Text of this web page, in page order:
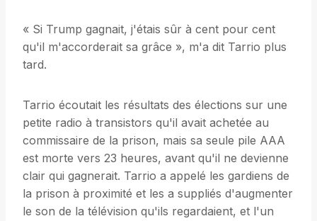
« Si Trump gagnait, j'étais sûr à cent pour cent
qu'il m'accorderait sa grâce », m'a dit Tarrio plus
tard.
Tarrio écoutait les résultats des élections sur une
petite radio à transistors qu'il avait achetée au
commissaire de la prison, mais sa seule pile AAA
est morte vers 23 heures, avant qu'il ne devienne
clair qui gagnerait. Tarrio a appelé les gardiens de
la prison à proximité et les a suppliés d'augmenter
le son de la télévision qu'ils regardaient, et l'un